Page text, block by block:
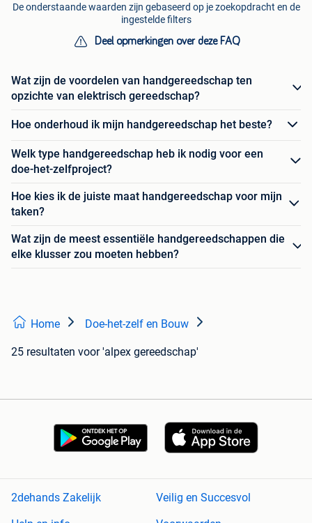
De onderstaande waarden zijn gebaseerd op je zoekopdracht en de
ingestelde filters
Deel opmerkingen over deze FAQ
Wat zijn de voordelen van handgereedschap ten
opzichte van elektrisch gereedschap?
Hoe onderhoud ik mijn handgereedschap het beste?
Welk type handgereedschap heb ik nodig voor een
doe-het-zelfproject?
Hoe kies ik de juiste maat handgereedschap voor mijn
taken?
Wat zijn de meest essentiële handgereedschappen die
elke klusser zou moeten hebben?
Home Doe-het-zelf en Bouw
25 resultaten voor 'alpex gereedschap'
2dehands Zakelijk
Veilig en Succesvol